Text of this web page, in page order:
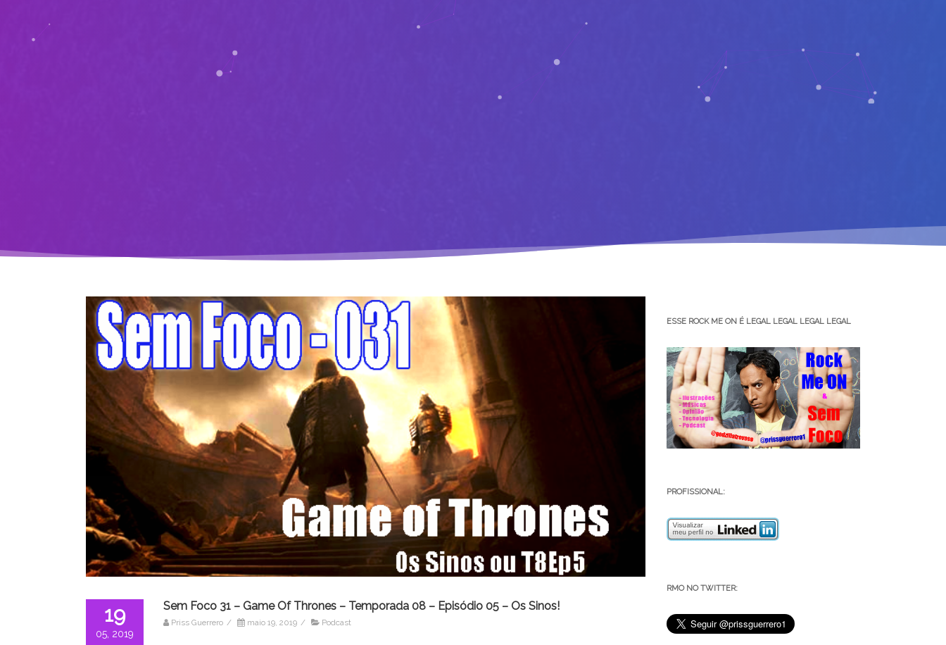
19
05, 2019
Sem Foco 31 – Game Of Thrones – Temporada 08 – Episódio 05 – Os Sinos!
Priss Guerrero / maio 19, 2019 / Podcast
ESSE ROCK ME ON É LEGAL LEGAL LEGAL LEGAL
PROFISSIONAL:
RMO NO TWITTER: